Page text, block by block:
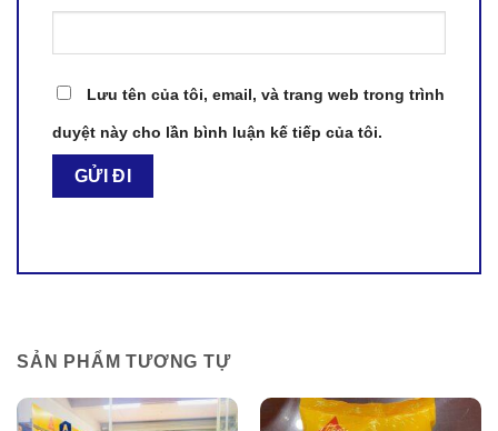
Lưu tên của tôi, email, và trang web trong trình
duyệt này cho lần bình luận kế tiếp của tôi.
SẢN PHẨM TƯƠNG TỰ